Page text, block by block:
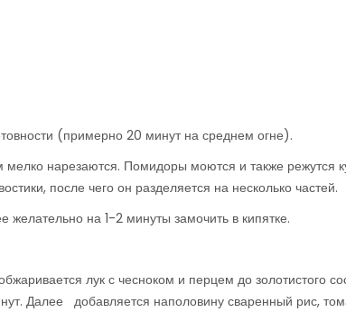
(примерно 20 минут на среднем огне).
нарезаются. Помидоры моются и также режутся
после чего он разделяется на несколько частей.
на 1-2 минуты замочить в кипятке.
лук с чесноком и перцем до золотистого
Далее добавляется наполовину сваренный рис,